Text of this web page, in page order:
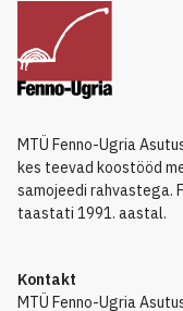
MTÜ Fenno-Ugria
kes teevad koostööd
samojeedi rahvastega.
taastati 1991. aastal.
Kontakt
MTÜ Fenno-Ugria